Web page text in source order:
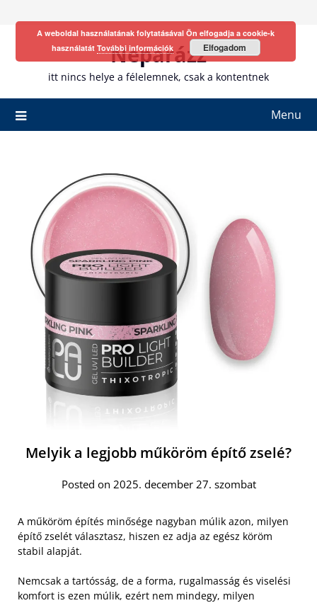
Neparázz
itt nincs helye a félelemnek, csak a kontentnek
Menu
Melyik a legjobb műköröm építő zselé?
Posted on 2025. december 27. szombat
A műköröm építés minősége nagyban múlik azon, milyen
építő zselét választasz, hiszen ez adja az egész köröm
stabil alapját.
Nemcsak a tartósság, de a forma, rugalmasság és viselési
komfort is ezen múlik, ezért nem mindegy, milyen
A weboldal használatának folytatásával Ön elfogadja a cookie-k
használatát További információk Elfogadom